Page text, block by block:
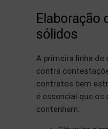
Elaboração
sólidos
A primeira linha de
contra
contratos bem
é essencial que
contenham: